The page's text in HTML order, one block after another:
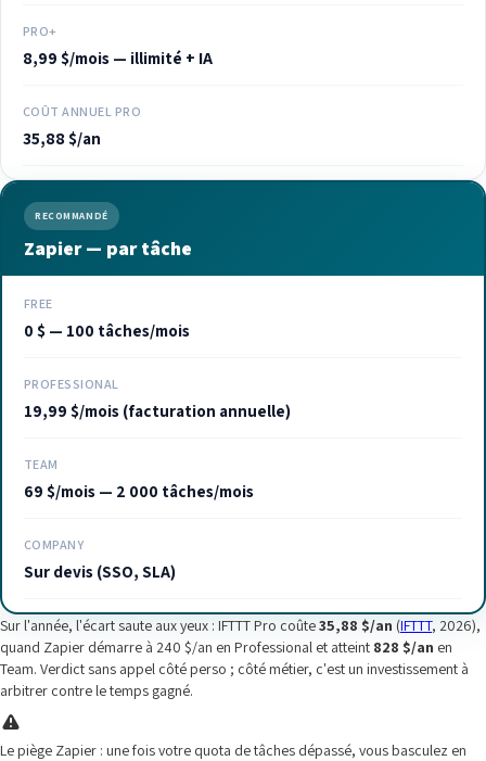
PRO+
8,99 $/mois — illimité + IA
COÛT ANNUEL PRO
35,88 $/an
RECOMMANDÉ
Zapier — par tâche
FREE
0 $ — 100 tâches/mois
PROFESSIONAL
19,99 $/mois (facturation annuelle)
TEAM
69 $/mois — 2 000 tâches/mois
COMPANY
Sur devis (SSO, SLA)
Sur l'année, l'écart saute aux yeux : IFTTT Pro coûte35,88 $/an (IFTTT, 2026),
quand Zapier démarre à 240 $/an en Professional et atteint 828 $/an en
Team. Verdict sans appel côté perso ; côté métier, c'est un investissement à
arbitrer contre le temps gagné.
Le piège Zapier : une fois votre quota de tâches dépassé, vous basculez en